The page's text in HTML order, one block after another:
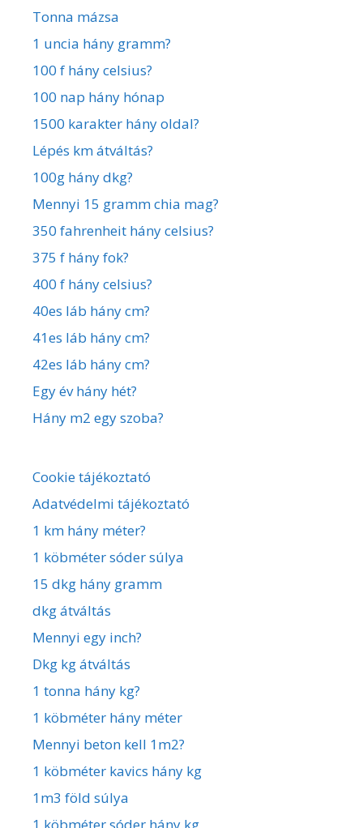
Tonna mázsa
1 uncia hány gramm?
100 f hány celsius?
100 nap hány hónap
1500 karakter hány oldal?
Lépés km átváltás?
100g hány dkg?
Mennyi 15 gramm chia mag?
350 fahrenheit hány celsius?
375 f hány fok?
400 f hány celsius?
40es láb hány cm?
41es láb hány cm?
42es láb hány cm?
Egy év hány hét?
Hány m2 egy szoba?
Cookie tájékoztató
Adatvédelmi tájékoztató
1 km hány méter?
1 köbméter sóder súlya
15 dkg hány gramm
dkg átváltás
Mennyi egy inch?
Dkg kg átváltás
1 tonna hány kg?
1 köbméter hány méter
Mennyi beton kell 1m2?
1 köbméter kavics hány kg
1m3 föld súlya
1 köbméter sóder hány kg